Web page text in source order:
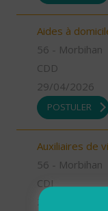
Aides à
56 - Morbihan
CDD
29/04/2026
POSTULER
Auxiliaires de
56 - Morbihan
CDI
29/04/2026